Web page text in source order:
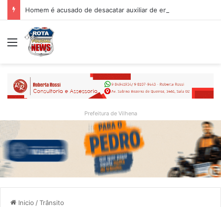
Menu
Prefeitura de Vilhena
Inicio /Trânsito